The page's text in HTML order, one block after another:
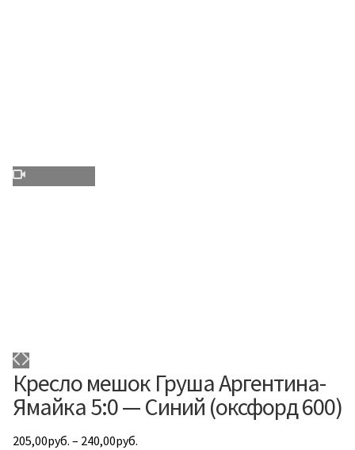
Кресло мешок Груша Аргентина-
Ямайка 5:0 — Синий (оксфорд 600)
205,00руб. – 240,00руб.